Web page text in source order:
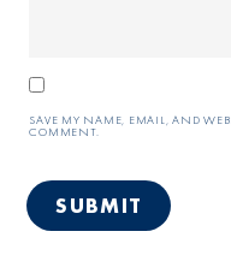
SAVE MY NAME, EMAIL, AND
COMMENT.